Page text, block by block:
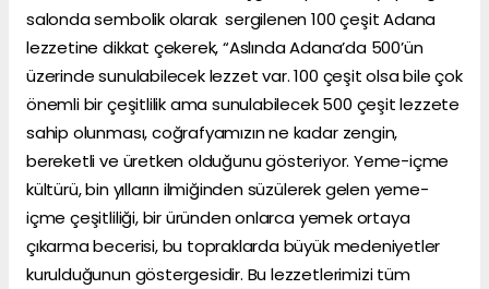
salonda sembolik olarak sergilenen 100 çeşit Adana
lezzetine dikkat çekerek, “Aslında Adana’da 500’ün
üzerinde sunulabilecek lezzet var. 100 çeşit olsa bile çok
önemli bir çeşitlilik ama sunulabilecek 500 çeşit lezzete
sahip olunması, coğrafyamızın ne kadar zengin,
bereketli ve üretken olduğunu gösteriyor. Yeme-içme
kültürü, bin yılların ilmiğinden süzülerek gelen yeme-
içme çeşitliliği, bir üründen onlarca yemek ortaya
çıkarma becerisi, bu topraklarda büyük medeniyetler
kurulduğunun göstergesidir. Bu lezzetlerimizi tüm